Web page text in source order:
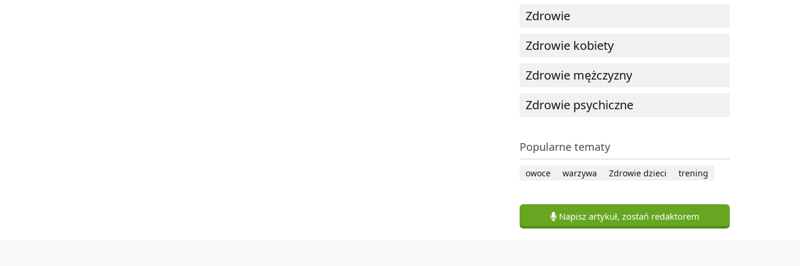
Zdrowie
Zdrowie kobiety
Zdrowie mężczyzny
Zdrowie psychiczne
Popularne tematy
owoce warzywa Zdrowie dzieci trening
Napisz artykuł, zostań redaktorem